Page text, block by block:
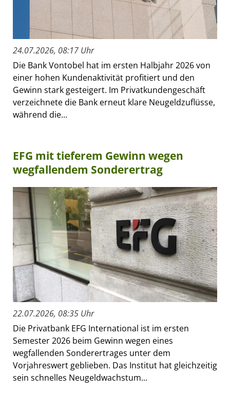
24.07.2026, 08:17 Uhr
Die Bank Vontobel hat im ersten Halbjahr 2026 von
einer hohen Kundenaktivität profitiert und den
Gewinn stark gesteigert. Im Privatkundengeschäft
verzeichnete die Bank erneut klare Neugeldzuflüsse,
während die...
EFG mit tieferem Gewinn wegen
wegfallendem Sonderertrag
22.07.2026, 08:35 Uhr
Die Privatbank EFG International ist im ersten
Semester 2026 beim Gewinn wegen eines
wegfallenden Sonderertrages unter dem
Vorjahreswert geblieben. Das Institut hat gleichzeitig
sein schnelles Neugeldwachstum...